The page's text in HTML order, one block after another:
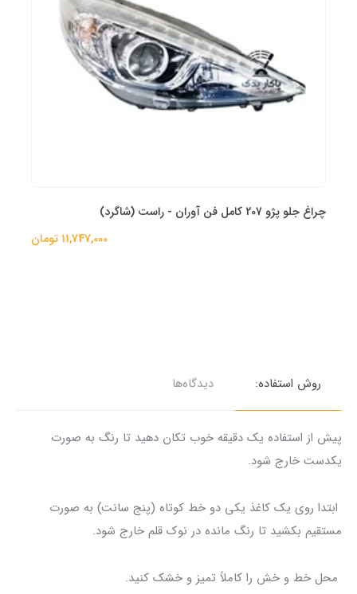
چراغ جلو پژو 207 کامل فن آوران - راست (شاگرد)
11,747,000 تومان
روش استفاده: دیدگاه‌ها
پیش از استفاده یک دقیقه خوب تکان دهید تا رنگ به صورت
یکدست خارج شود.
ابتدا روی یک کاغذ یکی دو خط کوتاه (پنج سانت) به صورت
مستقیم بکشید تا رنگ مانده در نوک قلم خارج شود.
محل خط و خش را کاملاً تمیز و خشک کنید.